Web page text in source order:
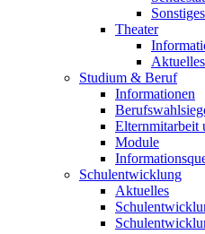
Sonstiges
Theater
Aktuelles
Studium & Beruf
Informationen
Elternmitarbeit
Module
Schulentwicklung
Aktuelles